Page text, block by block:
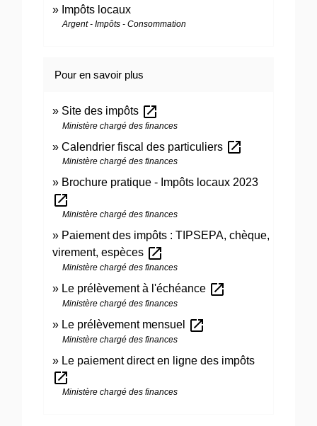
Impôts locaux
Argent - Impôts - Consommation
Pour en savoir plus
Site des impôts open_in_new
Ministère chargé des finances
Calendrier fiscal des particuliers open_in_new
Ministère chargé des finances
Brochure pratique - Impôts locaux 2023
open_in_new
Ministère chargé des finances
Paiement des impôts : TIPSEPA, chèque,
virement, espèces open_in_new
Ministère chargé des finances
Le prélèvement à l'échéance open_in_new
Ministère chargé des finances
Le prélèvement mensuel open_in_new
Ministère chargé des finances
Le paiement direct en ligne des impôts
open_in_new
Ministère chargé des finances